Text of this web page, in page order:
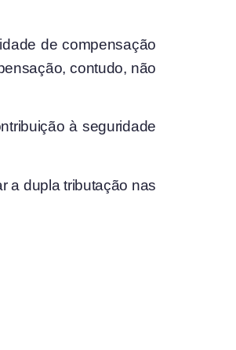
de compensação
contudo, não
à seguridade
a dupla tributação nas